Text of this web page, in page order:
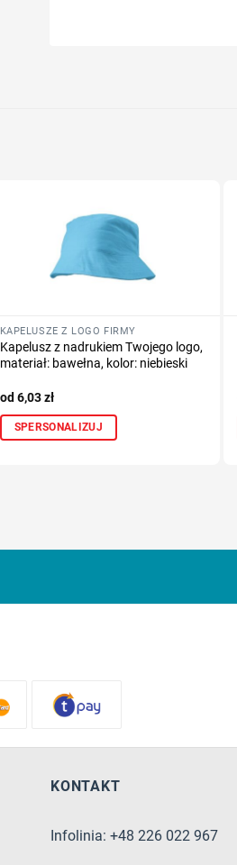
KAPELUSZE Z LOGO FIRMY
Kapelusz z nadrukiem Twojego logo,
materiał: bawełna, kolor: niebieski
6,03zł
SPERSONALIZUJ
KONTAKT
Infolinia: +48 226 022 967